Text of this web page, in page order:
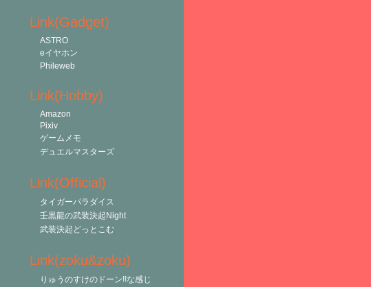
Link(Gadget)
ASTRO
eイヤホン
Phileweb
Link(Hobby)
Amazon
Pixiv
ゲームメモ
デュエルマスターズ
Link(Official)
タイガーパラダイス
壬黒龍の武装決起Night
武装決起どっとこむ
Link(zoku&zoku)
りゅうのすけのドーン!!な感じ